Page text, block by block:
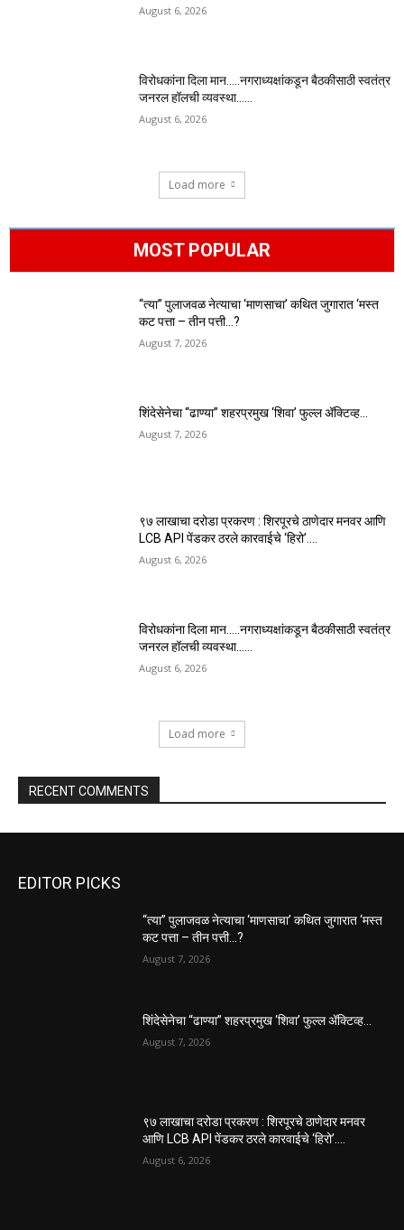
August 6, 2026
विरोधकांना दिला मान…..नगराध्यक्षांकडून बैठकीसाठी स्वतंत्र
जनरल हॉलची व्यवस्था……
August 6, 2026
Load more
MOST POPULAR
“त्या” पुलाजवळ नेत्याचा ‘माणसाचा’ कथित जुगारात ‘मस्त
कट पत्ता – तीन पत्ती…?
August 7, 2026
शिंदेसेनेचा “ढाण्या” शहरप्रमुख ‘शिवा’ फुल्ल ॲक्टिव्ह…
August 7, 2026
९७ लाखाचा दरोडा प्रकरण : शिरपूरचे ठाणेदार मनवर आणि
LCB API पेंडकर ठरले कारवाईचे ‘हिरो’….
August 6, 2026
विरोधकांना दिला मान…..नगराध्यक्षांकडून बैठकीसाठी स्वतंत्र
जनरल हॉलची व्यवस्था……
August 6, 2026
Load more
RECENT COMMENTS
EDITOR PICKS
“त्या” पुलाजवळ नेत्याचा ‘माणसाचा’ कथित जुगारात ‘मस्त
कट पत्ता – तीन पत्ती…?
August 7, 2026
शिंदेसेनेचा “ढाण्या” शहरप्रमुख ‘शिवा’ फुल्ल ॲक्टिव्ह…
August 7, 2026
९७ लाखाचा दरोडा प्रकरण : शिरपूरचे ठाणेदार मनवर
आणि LCB API पेंडकर ठरले कारवाईचे ‘हिरो’….
August 6, 2026